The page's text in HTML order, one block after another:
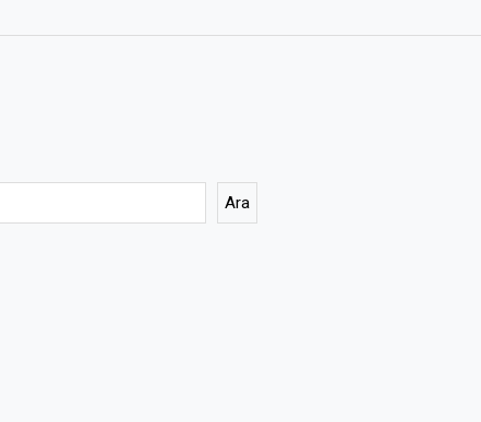
Ara